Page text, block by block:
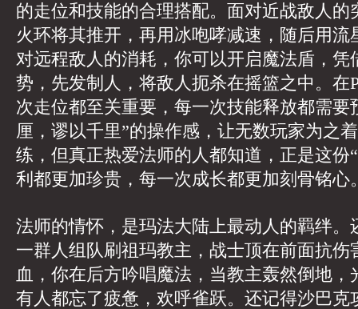
的走位和技能的合理搭配。面对近战敌人的
火环将其推开，再用冰咆哮减速，随后用流
对远程敌人的消耗，你可以开启魔法盾，凭
势，先发制人，将敌人扼杀在摇篮之中。在
次走位都至关重要，每一次技能释放都需要
厘，谬以千里”的操作感，让无数玩家为之
练，但真正热爱法师的人都知道，正是这份
利都更加珍贵，每一次成长都更加刻骨铭心
法师的情怀，是玛法大陆上最动人的羁绊。
一群人组队刷祖玛教主，战士顶在前面抗伤
血，你在后方吟唱魔法，当教主轰然倒地，
有人都忘了疲惫，欢呼雀跃。还记得沙巴克